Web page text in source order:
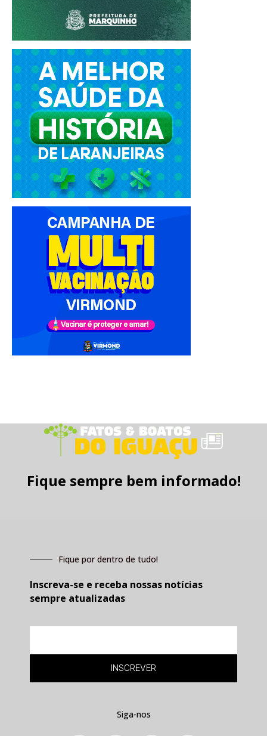
Fique sempre bem informado!
Fique por dentro de tudo!
Inscreva-se e receba nossas notícias
sempre atualizadas
INSCREVER
Siga-nos